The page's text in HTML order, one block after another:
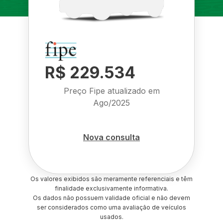
R$ 229.534
Preço Fipe atualizado em
Ago/2025
Nova consulta
Os valores exibidos são meramente referenciais e têm
finalidade exclusivamente informativa.
Os dados não possuem validade oficial e não devem
ser considerados como uma avaliação de veículos
usados.